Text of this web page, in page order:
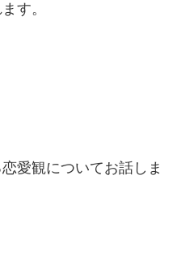
す。
愛観についてお話しま